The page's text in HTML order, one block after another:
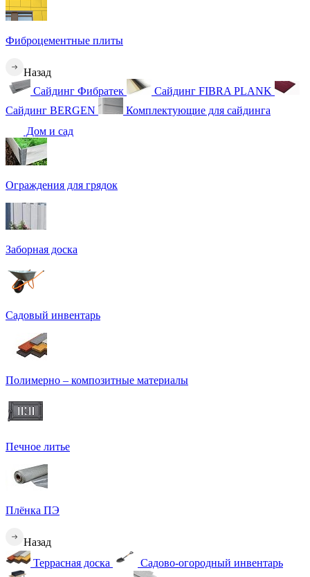
Фиброцементные плиты
Назад
Сайдинг Фибратек
Сайдинг FIBRA PLANK
Сайдинг BERGEN
Комплектующие для сайдинга
Дом и сад
Ограждения для грядок
Заборная доска
Садовый инвентарь
Полимерно – композитные материалы
Печное литье
Плёнка ПЭ
Назад
Террасная доска
Садово-огородный инвентарь